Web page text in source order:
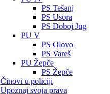
PS Tešanj
PS Usora
PS Doboj Jug
PU V
PS Olovo
PS Vareš
PU Žepče
PS Žepče
Činovi u policiji
Upoznaj svoja prava